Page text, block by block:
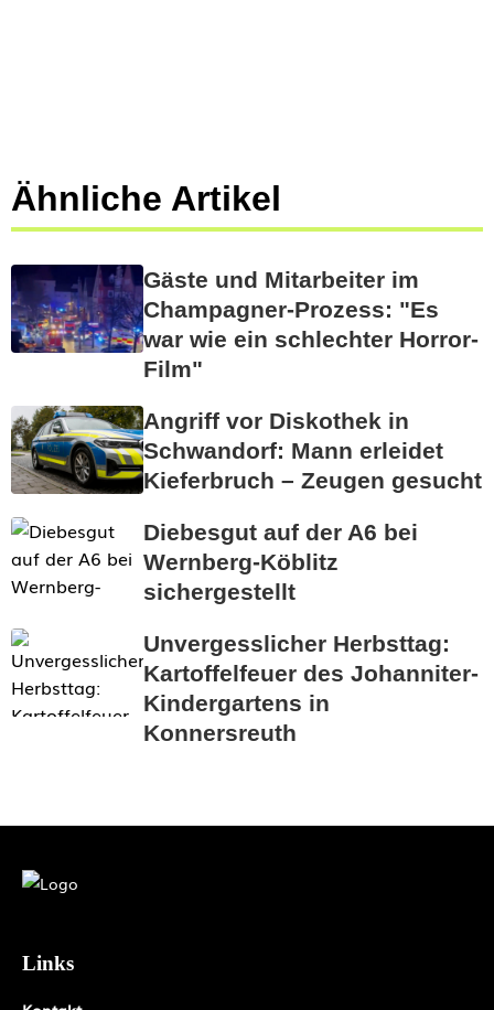
Ähnliche Artikel
Gäste und Mitarbeiter im
Champagner-Prozess: "Es
war wie ein schlechter Horror-
Film"
Angriff vor Diskothek in
Schwandorf: Mann erleidet
Kieferbruch – Zeugen gesucht
Diebesgut auf der A6 bei
Wernberg-Köblitz
sichergestellt
Unvergesslicher Herbsttag:
Kartoffelfeuer des Johanniter-
Kindergartens in
Konnersreuth
Links